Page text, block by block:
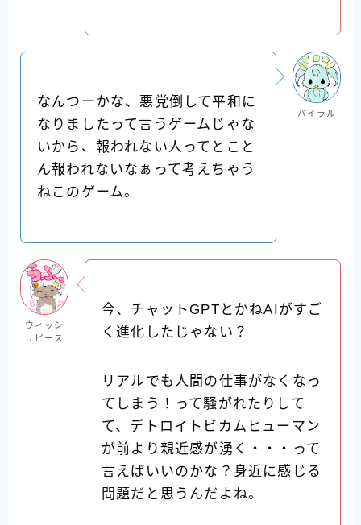
なんつーかな、悪党倒して平和に
なりましたって言うゲームじゃな
いから、報われない人ってとこと
ん報われないなぁって考えちゃう
ねこのゲーム。
バイラル
ウィッシ
ュピース
今、チャットGPTとかねAIがすご
く進化したじゃない？
リアルでも人間の仕事がなくなっ
てしまう！って騒がれたりして
て、デトロイトビカムヒューマン
が前より親近感が湧く・・・って
言えばいいのかな？身近に感じる
問題だと思うんだよね。